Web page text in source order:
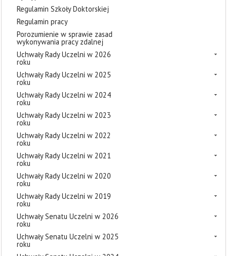
Regulamin Szkoły Doktorskiej
Regulamin pracy
Porozumienie w sprawie zasad
wykonywania pracy zdalnej
Uchwały Rady Uczelni w 2026
roku
Uchwały Rady Uczelni w 2025
roku
Uchwały Rady Uczelni w 2024
roku
Uchwały Rady Uczelni w 2023
roku
Uchwały Rady Uczelni w 2022
roku
Uchwały Rady Uczelni w 2021
roku
Uchwały Rady Uczelni w 2020
roku
Uchwały Rady Uczelni w 2019
roku
Uchwały Senatu Uczelni w 2026
roku
Uchwały Senatu Uczelni w 2025
roku